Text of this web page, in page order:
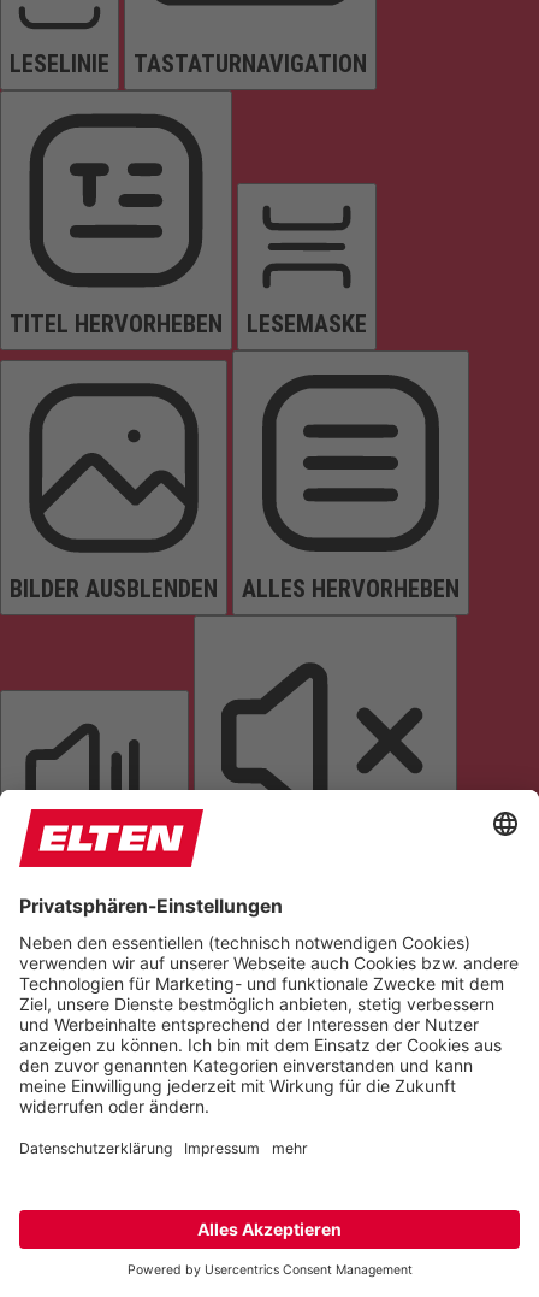
LESELINIE TASTATURNAVIGATION
TITEL HERVORHEBEN LESEMASKE
BILDER AUSBLENDEN ALLES HERVORHEBEN
Einstellungen zurücksetzen